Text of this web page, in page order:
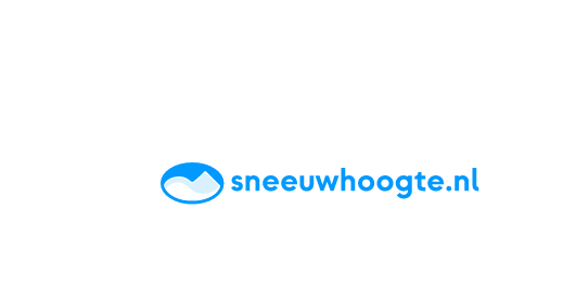
AccommodatiesTipsReviewsLive updatesApp